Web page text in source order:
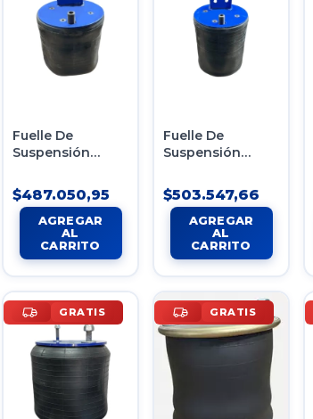
Fuelle De
Suspensión
Volvo Fh Ref.
Tras/del
$487.050,95
Fuelle De
Suspensión
Fh Reforma
Tras/tras
$503.547,66
GRATIS GRATIS